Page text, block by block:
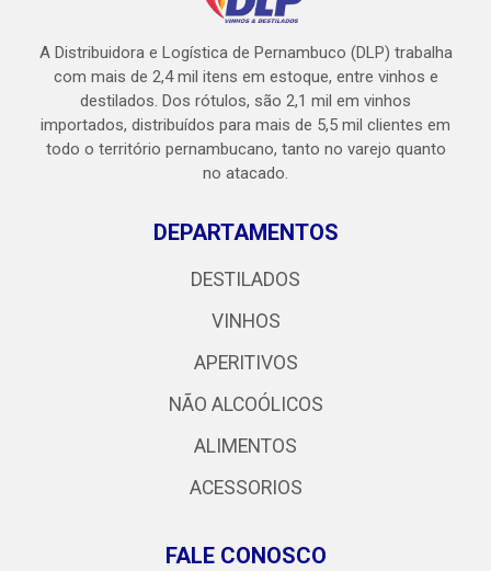
A Distribuidora e Logística de Pernambuco (DLP) trabalha
com mais de 2,4 mil itens em estoque, entre vinhos e
destilados. Dos rótulos, são 2,1 mil em vinhos
importados, distribuídos para mais de 5,5 mil clientes em
todo o território pernambucano, tanto no varejo quanto
no atacado.
DEPARTAMENTOS
DESTILADOS
VINHOS
APERITIVOS
NÃO ALCOÓLICOS
ALIMENTOS
ACESSORIOS
FALE CONOSCO